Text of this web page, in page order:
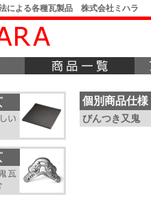
による各種瓦製品 株式会社ミハラ
個別商品仕様
びんつき又鬼